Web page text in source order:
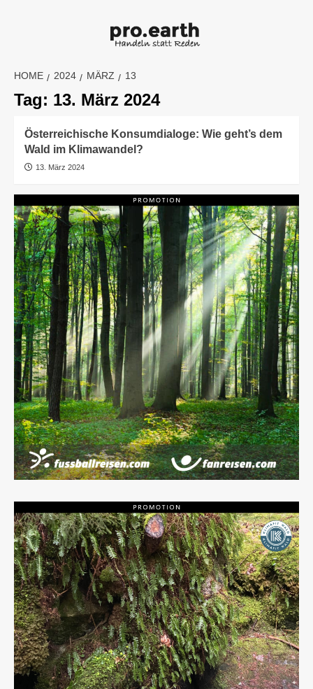
HOME 2024 MÄRZ 13
Tag: 13. März 2024
Österreichische Konsumdialoge: Wie geht’s dem
Wald im Klimawandel?
13. März 2024